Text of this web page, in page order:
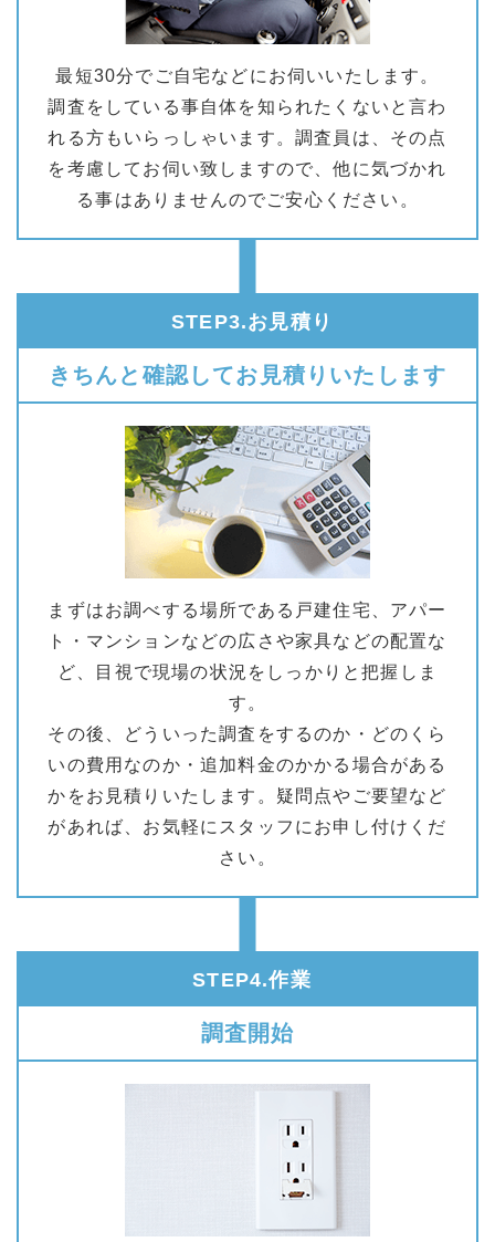
最短30分でご自宅などにお伺いいたします。
調査をしている事自体を知られたくないと言わ
れる方もいらっしゃいます。調査員は、その点
を考慮してお伺い致しますので、他に気づかれ
る事はありませんのでご安心ください。
STEP3.お見積り
きちんと確認してお見積りいたします
まずはお調べする場所である戸建住宅、アパー
ト・マンションなどの広さや家具などの配置な
ど、目視で現場の状況をしっかりと把握しま
す。
その後、どういった調査をするのか・どのくら
いの費用なのか・追加料金のかかる場合がある
かをお見積りいたします。疑問点やご要望など
があれば、お気軽にスタッフにお申し付けくだ
さい。
STEP4.作業
調査開始